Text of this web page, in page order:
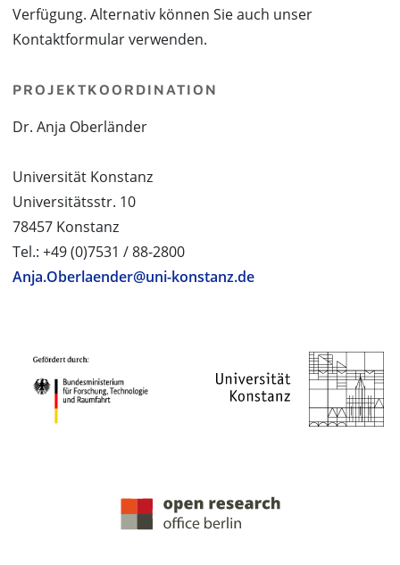
Verfügung. Alternativ können Sie auch unser
Kontaktformular verwenden.
PROJEKTKOORDINATION
Dr. Anja Oberländer
Universität Konstanz
Universitätsstr. 10
78457 Konstanz
Tel.: +49 (0)7531 / 88-2800
Anja.Oberlaender@uni-konstanz.de